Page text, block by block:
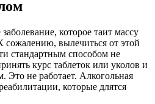
которое таит массу
сожалению, вылечиться от этой
стандартным способом не
курс таблеток или уколов и
Это не работает. Алкогольная
которые длятся